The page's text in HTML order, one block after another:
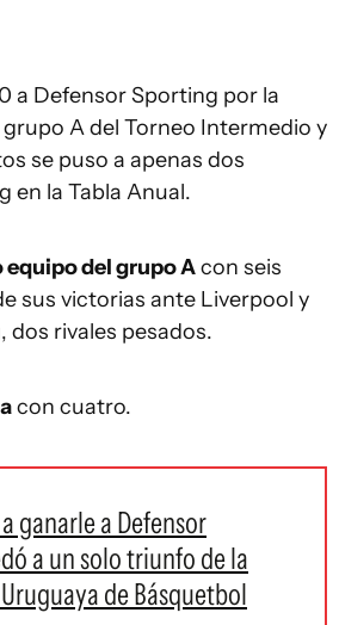
a Defensor Sporting por la
A del Torneo Intermedio y
se puso a apenas dos
en la Tabla Anual.
equipo del grupo Acon seis
sus victorias ante Liverpool y
rivales pesados.
con cuatro.
ganarle a Defensor
a un solo triunfo de la
de Básquetbol